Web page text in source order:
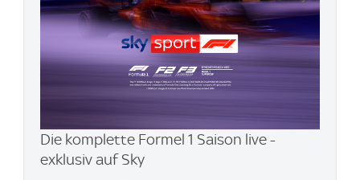
Die komplette Formel 1 Saison live -
exklusiv auf Sky